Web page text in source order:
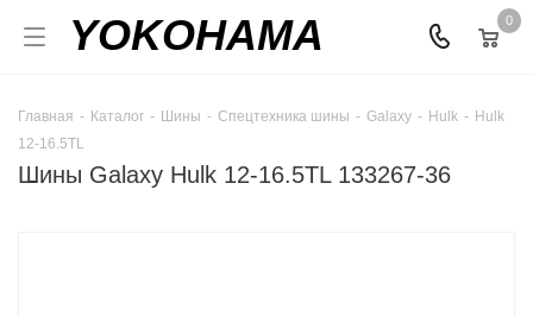
YOKOHAMA 0
Главная - Каталог - Шины - Спецтехника шины - Galaxy - Hulk - Hulk
12-16.5TL
Шины Galaxy Hulk 12-16.5TL 133267-36